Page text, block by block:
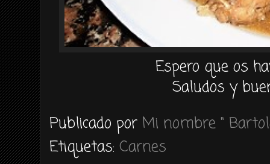
Espero que os
Saludos y
Publicado por Mi nombre "
Etiquetas: Carnes